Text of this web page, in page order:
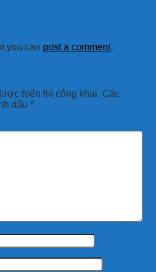
you can post a comment.
hiển thị công khai. Các
dấu *